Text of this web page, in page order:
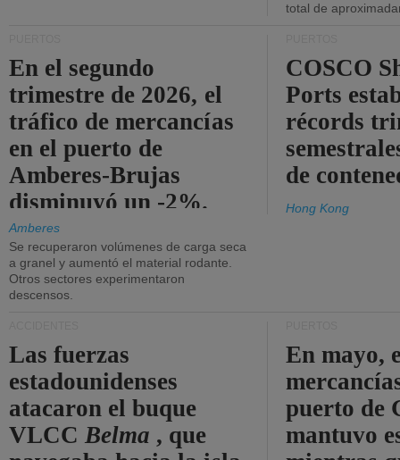
total de
En el segundo
trimestre de 2026, el
tráfico de mercancías
en el puerto de
Amberes-Brujas
disminuyó un -2%.
Amberes
Se recuperaron volúmenes de carga seca
a granel y aumentó el material rodante.
Otros sectores experimentaron
descensos.
COSCO
Ports
récords
de
Hong Kong
Las fuerzas
estadounidenses
atacaron el buque
VLCCBelma , que
En mayo,
puerto de
mantuvo